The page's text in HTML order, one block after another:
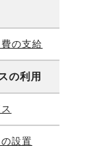
の支給
の利用
設置